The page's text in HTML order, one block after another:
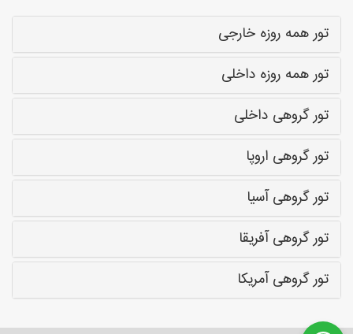
تور همه روزه خارجی
تور همه روزه داخلی
تور گروهی داخلی
تور گروهی اروپا
تور گروهی آسیا
تور گروهی آفریقا
تور گروهی آمریکا